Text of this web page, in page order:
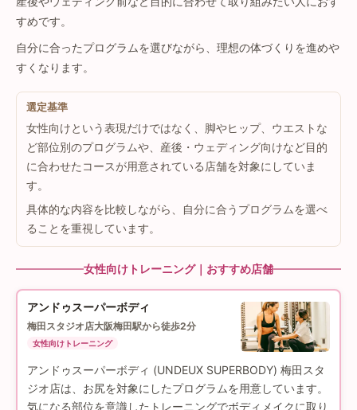
すめです。
自分に合ったプログラムを選びながら、理想の体づくりを進めや
すくなります。
選定基準
女性向けという表現だけではなく、脚やヒップ、ウエストな
ど部位別のプログラムや、産後・ウェディング向けなど目的
に合わせたコースが用意されている店舗を対象にしていま
す。
具体的な内容を比較しながら、自分に合うプログラムを選べ
ることを重視しています。
女性向けトレーニング｜おすすめ店舗
アンドゥスーパーボディ
梅田スタジオ店大阪梅田駅から徒歩2分
女性向けトレーニング
アンドゥスーパーボディ (UNDEUX SUPERBODY) 梅田スタ
ジオ店は、お尻を対象にしたプログラムを用意しています。
気になる部位を意識したトレーニングでボディメイクに取り